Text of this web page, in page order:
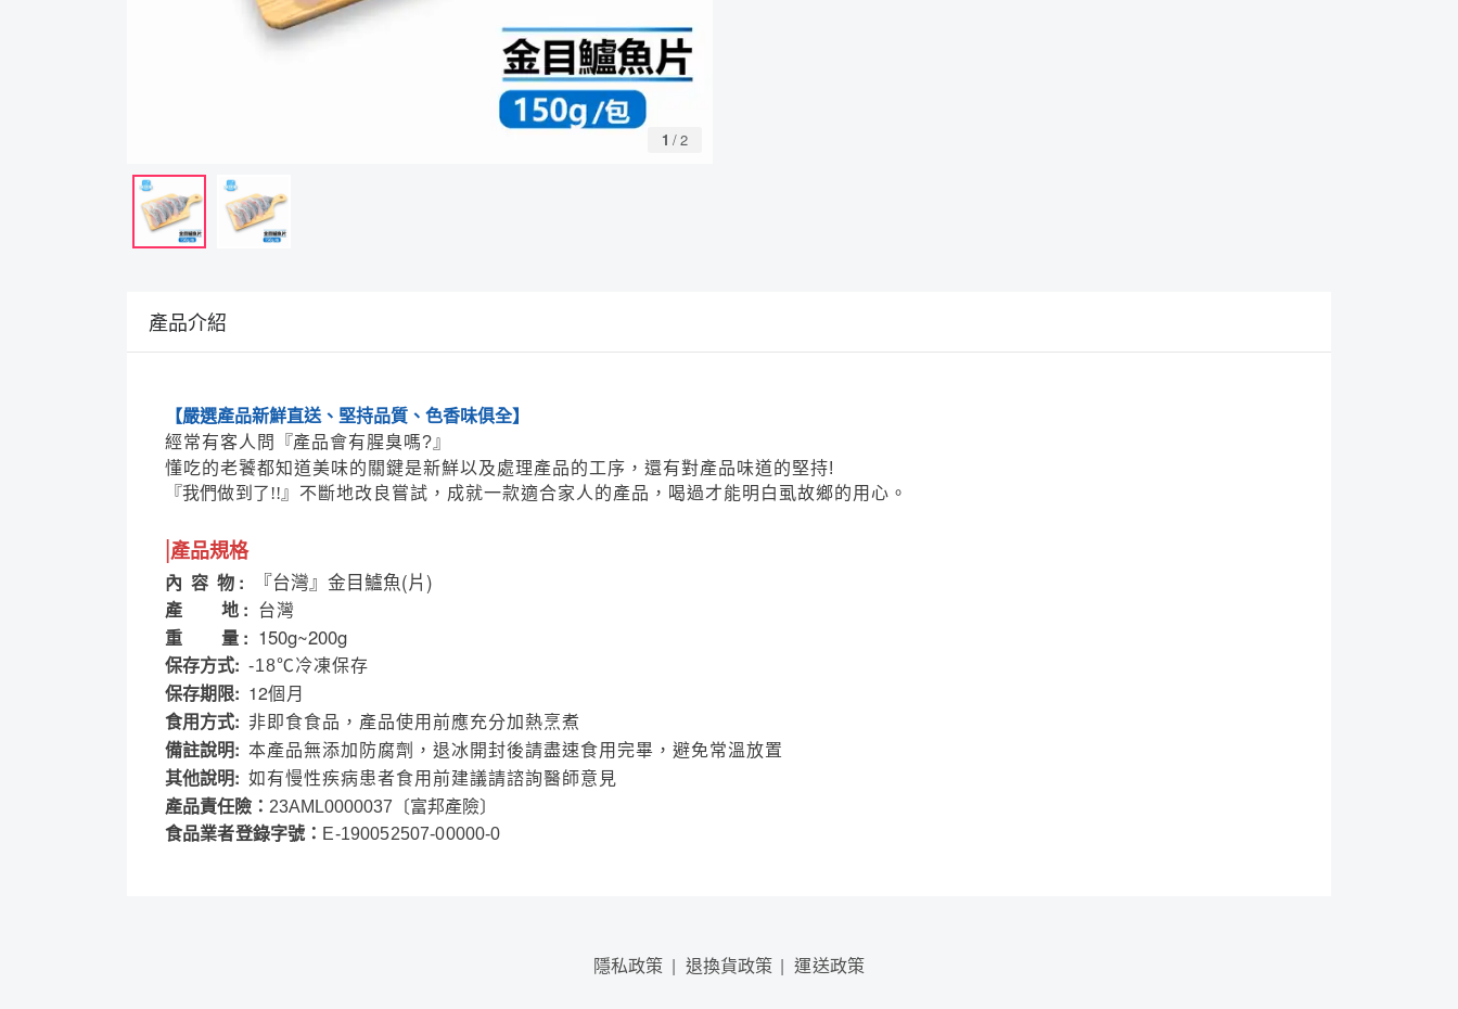
1 /2
產品介紹
【嚴選產品新鮮直送、堅持品質、色香味俱全】
經常有客人問 『產品會有腥臭嗎? 』
懂吃的老饕都知道美味的關鍵是新鮮以及處理產品的工序，還有對產品味道的堅持!
『我們做到了!! 』不斷地改良嘗試，成就一款適合家人的產品，喝過才能明白虱故鄉的用心。
|產品規格
內 容 物 : 『台灣』金目鱸魚(片)
產 地 : 台灣
重 量 : 150g~200g
保存方式: -18℃冷凍保存
保存期限: 12個月
食用方式: 非即食食品，產品使用前應充分加熱烹煮
備註說明: 本產品無添加防腐劑，退冰開封後請盡速食用完畢，避免常溫放置
其他說明: 如有慢性疾病患者食用前建議請諮詢醫師意見
產品責任險： 23AML0000037 〔富邦產險〕
食品業者登錄字號： E-190052507-00000-0
隱私政策 退換貨政策 運送政策